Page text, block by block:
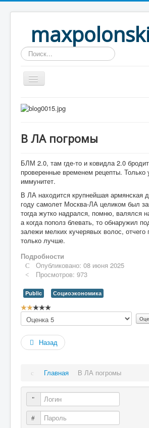
Искать...
Home
Рассказы
Вход
В ЛА погромы
БЛМ 2.0, там где-то и ковидла 2.0
проверенные временем рецепты. Только
иммунитет.
В ЛА находится крупнейшая армянская
году самолет Москва-ЛА целиком был
тогда жутко надрался, помню, валялся
а когда пополз блевать, то обнаружил
залежи мелких кучерявых волос, отчего
только лучше.
Подробности
Опубликовано: 08 июня 2025
Просмотров: 973
Public Социоэкономика
Рейтинг:
/
Пожалуйста,
оцените
Назад
Главная В ЛА погромы
Логин
Пароль